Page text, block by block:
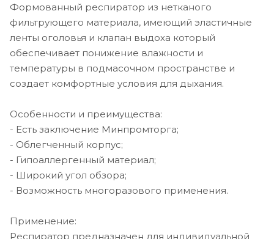
Формованный респиратор из нетканого
фильтрующего материала, имеющий эластичные
ленты оголовья и клапан выдоха который
обеспечивает понижение влажности и
температуры в подмасочном пространстве и
создает комфортные условия для дыхания.
Особенности и преимущества:
- Есть заключение Минпромторга;
- Облегченный корпус;
- Гипоаллергенный материал;
- Широкий угол обзора;
- Возможность многоразового применения.
Применение:
Респиратор предназначен для индивидуальной